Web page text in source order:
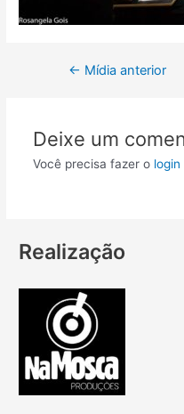
← Mídia anterior
Deixe um
Você precisa fazer o login
Realização